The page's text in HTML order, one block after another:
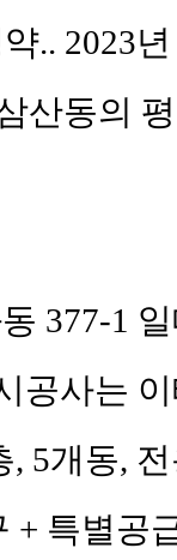
약.. 2023
산동의
377-1
공사는
, 5개동,
+ 특별공